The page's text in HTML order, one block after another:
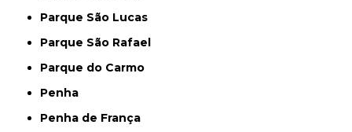
Parque São Lucas
Parque São Rafael
Parque do Carmo
Penha
Penha de França